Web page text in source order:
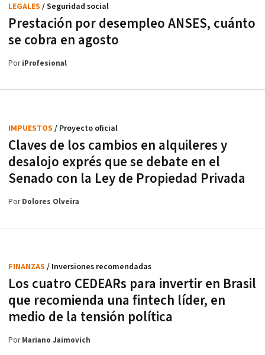
Prestación por desempleo ANSES, cuánto
se cobra en agosto
LEGALES / Seguridad social
PoriProfesional
Claves de los cambios en alquileres y
desalojo exprés que se debate en el
Senado con la Ley de Propiedad Privada
IMPUESTOS / Proyecto oficial
PorDolores Olveira
Los cuatro CEDEARs para invertir en Brasil
que recomienda una fintech líder, en
medio de la tensión política
FINANZAS / Inversiones recomendadas
PorMariano Jaimovich